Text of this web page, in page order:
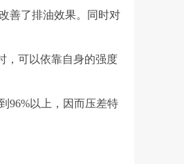
善了排油效果。同时对
可以依靠自身的强度
96%以上，因而压差特